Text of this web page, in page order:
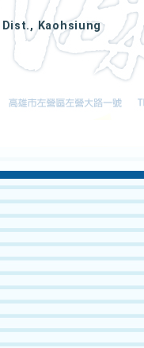
Kaohsiung